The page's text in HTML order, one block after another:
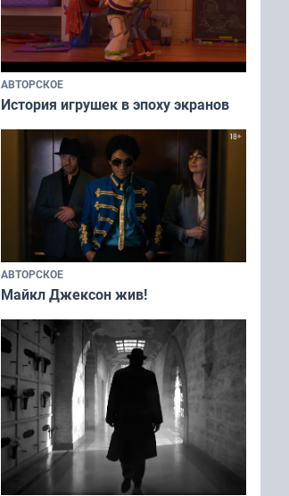
АВТОРСКОЕ
История игрушек в эпоху экранов
АВТОРСКОЕ
Майкл Джексон жив!